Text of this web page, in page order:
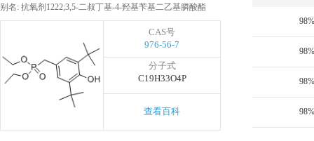
别名: 抗氧剂1222;3,5-二叔丁基-4-羟基苄基二乙基膦酸酯
CAS号
976-56-7
分子式
C19H33O4P
查看百科
98%
98%
98%
98%